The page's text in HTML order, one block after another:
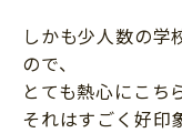
しかも少人数の学
ので、
とても熱心にこち
それはすごく好印